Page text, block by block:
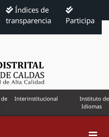
Índices de
transparencia
Participa
Interinstitucional
Instituto de
Idiomas